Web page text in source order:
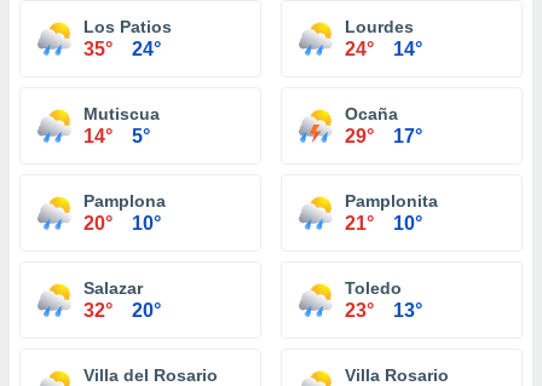
Los Patios
35° 24°
Lourdes
24° 14°
Mutiscua
14° 5°
Ocaña
29° 17°
Pamplona
20° 10°
Pamplonita
21° 10°
Salazar
32° 20°
Toledo
23° 13°
Villa del Rosario Villa Rosario